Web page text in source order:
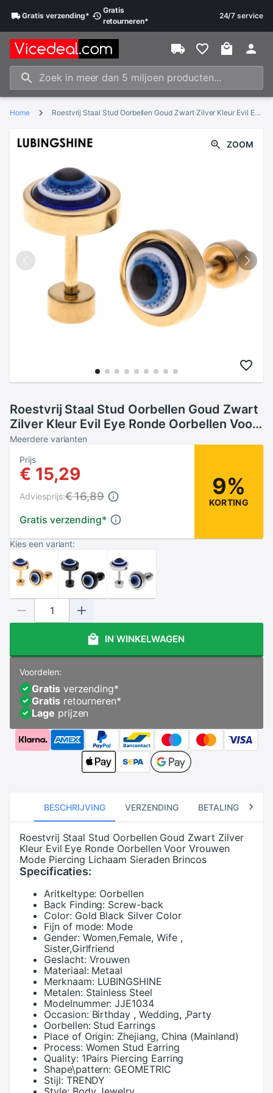
Gratisverzending*
Gratis
retourneren*
24/7 service
Home Roestvrij Staal Stud Oorbellen Goud Zwart Zilver Kleur Evil Eye Ronde Oorbellen Voor Vrouwen Mode Piercing Lichaam Sieraden Brincos
ZOOM
Roestvrij Staal Stud Oorbellen Goud Zwart
Zilver Kleur Evil Eye Ronde Oorbellen Voor
Vrouwen Mode Piercing Lichaam Sieraden
Brincos
Meerdere varianten
Prijs
€ 15,29
Gratis verzending*
Adviesprijs:€ 16,89 9%
KORTING
Kies een variant:
IN WINKELWAGEN
Voordelen:
Gratisverzending*
Gratisretourneren*
Lage prijzen
BESCHRIJVING VERZENDING BETALING
Roestvrij Staal Stud Oorbellen Goud Zwart Zilver
Kleur Evil Eye Ronde Oorbellen Voor Vrouwen
Mode Piercing Lichaam Sieraden Brincos
Specificaties:
Aritkeltype: Oorbellen
Back Finding: Screw-back
Color: Gold Black Silver Color
Fijn of mode: Mode
Gender: Women,Female, Wife ,
Sister,Girlfriend
Geslacht: Vrouwen
Materiaal: Metaal
Merknaam: LUBINGSHINE
Metalen: Stainless Steel
Modelnummer: JJE1034
Occasion: Birthday , Wedding, ,Party
Oorbellen: Stud Earrings
Place of Origin: Zhejiang, China (Mainland)
Process: Women Stud Earring
Quality: 1Pairs Piercing Earring
Shape\pattern: GEOMETRIC
Stijl: TRENDY